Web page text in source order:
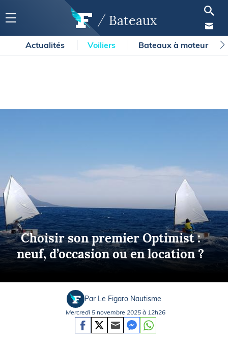
Bateaux
Actualités Voiliers Bateaux à moteur
Choisir son premier Optimist :
neuf, d’occasion ou en location ?
Par Le Figaro Nautisme
Mercredi 5 novembre 2025 à 12h26